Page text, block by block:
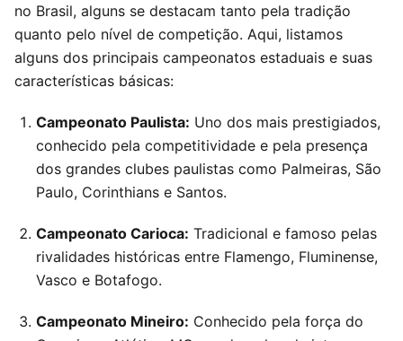
no Brasil, alguns se destacam tanto pela tradição
quanto pelo nível de competição. Aqui, listamos
alguns dos principais campeonatos estaduais e suas
características básicas:
Campeonato Paulista: Uno dos mais prestigiados,
conhecido pela competitividade e pela presença
dos grandes clubes paulistas como Palmeiras, São
Paulo, Corinthians e Santos.
Campeonato Carioca: Tradicional e famoso pelas
rivalidades históricas entre Flamengo, Fluminense,
Vasco e Botafogo.
Campeonato Mineiro: Conhecido pela força do